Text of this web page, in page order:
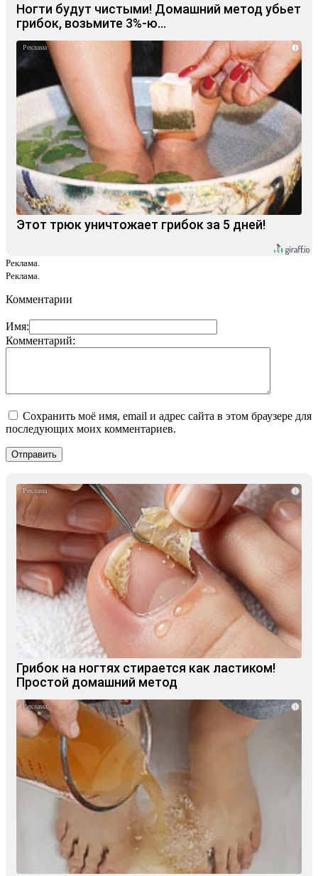
Ногти будут чистыми! Домашний метод убьет
грибок, возьмите 3%-ю…
i
Этот трюк уничтожает грибок за 5 дней!
Реклама.
Реклама.
Комментарии
Имя:
Комментарий:
Сохранить моё имя, email и адрес сайта в этом браузере для
последующих моих комментариев.
i
Грибок на ногтях стирается как ластиком!
Простой домашний метод
i